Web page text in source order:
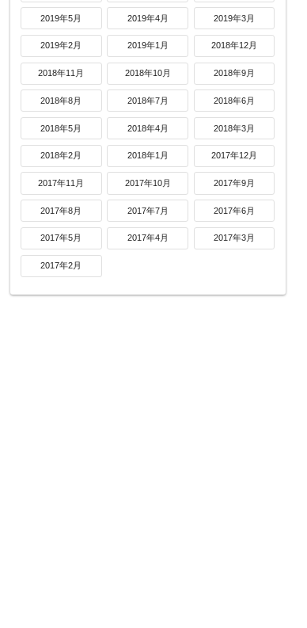
2019年5月 2019年4月 2019年3月
2019年2月 2019年1月 2018年12月
2018年11月 2018年10月 2018年9月
2018年8月 2018年7月 2018年6月
2018年5月 2018年4月 2018年3月
2018年2月 2018年1月 2017年12月
2017年11月 2017年10月 2017年9月
2017年8月 2017年7月 2017年6月
2017年5月 2017年4月 2017年3月
2017年2月